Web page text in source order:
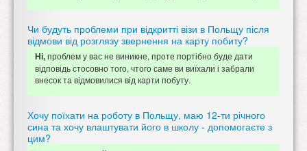
Чи будуть проблеми при відкритті візи в Польщу після
відмови від розглязу звернення на карту побиту?
Ні,проблем у вас не виникне, проте портібно буде дати
відповідь стосовно того, чтого саме ви виїхали і забрали
внесок та відмовилися від карти побуту.
Хочу поїхати на роботу в Польщу, маю 12-ти річного
сина та хочу влаштувати його в школу - допомогаєте з
цим?